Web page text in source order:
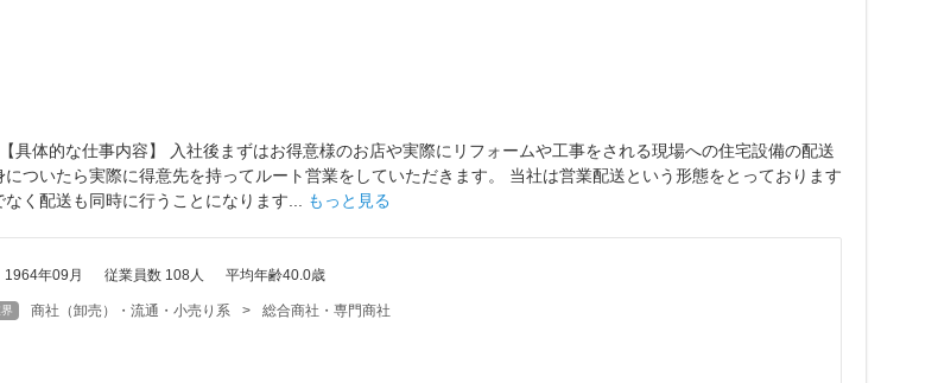
具体的な仕事内容】 入社後まずはお得意様のお店や実際にリフォームや工事をされる現場への住宅設備の配送
ついたら実際に得意先を持ってルート営業をしていただきます。 当社は営業配送という形態をとっております
く配送も同時に行うことになります...
もっと見る
1964年09月 従業員数 108人 平均年齢40.0歳
商社（卸売）・流通・小売り系 > 総合商社・専門商社